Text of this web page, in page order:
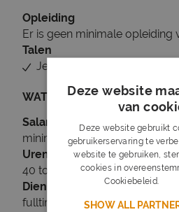
Opleiding
Er is geen minimale opleiding
Talen
Je beheerst Engels
WAT WIJ BIEDEN
Salaris
minimaal € 3.600
Uren
40 tot 40 uur per week
Dienstverband
fulltime
Deze website
van
Deze website gebruikt
gebruikerservaring te
website te gebruiken,
cookies in
Cookiebeleid.
SHOW ALL